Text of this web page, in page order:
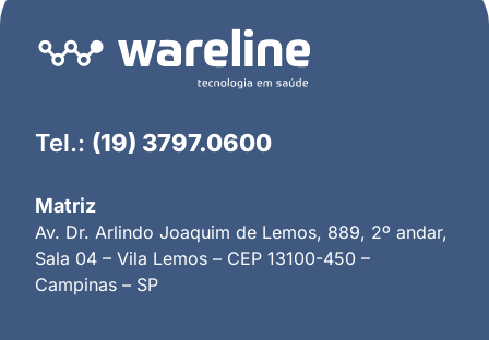
Tel.: (19) 3797.0600
Matriz
Av. Dr. Arlindo Joaquim de Lemos, 889, 2º andar,
Sala 04 – Vila Lemos – CEP 13100-450 –
Campinas – SP